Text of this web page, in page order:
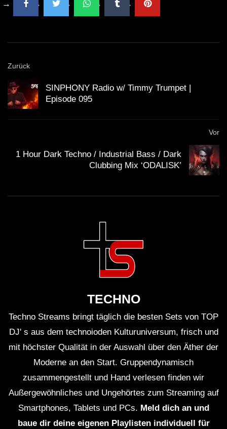
Zurück
SINPHONY Radio w/ Timmy Trumpet |
Episode 095
Vor
1 Hour Dark Techno / Industrial Bass / Dark
Clubbing Mix ‘ODALISK’
TECHNO
Techno Streams bringt täglich die besten Sets von TOP
DJ' s aus dem technoioden Kulturuniversum, frisch und
mit höchster Qualität in der Auswahl über den Äther der
Moderne an den Start. Gruppendynamisch
zusammengestellt und Hand verlesen finden wir
Außergewöhnliches und Ungehörtes zum Streaming auf
Smartphones, Tablets und PCs. Meld dich an und
baue dir deine eigenen Playlisten individuell für